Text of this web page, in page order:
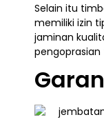
Selain itu
memiliki izin
jaminan